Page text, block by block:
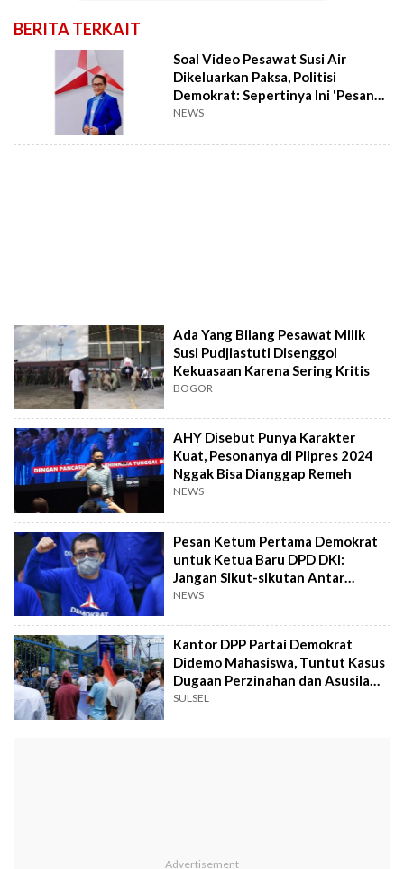
BERITA TERKAIT
Soal Video Pesawat Susi Air
Dikeluarkan Paksa, Politisi
Demokrat: Sepertinya Ini 'Pesan
Khusus' Abuse of Power
NEWS
Ada Yang Bilang Pesawat Milik
Susi Pudjiastuti Disenggol
Kekuasaan Karena Sering Kritis
BOGOR
AHY Disebut Punya Karakter
Kuat, Pesonanya di Pilpres 2024
Nggak Bisa Dianggap Remeh
NEWS
Pesan Ketum Pertama Demokrat
untuk Ketua Baru DPD DKI:
Jangan Sikut-sikutan Antar
Anggota
NEWS
Kantor DPP Partai Demokrat
Didemo Mahasiswa, Tuntut Kasus
Dugaan Perzinahan dan Asusila
Petinggi Demokrat Diproses
SULSEL